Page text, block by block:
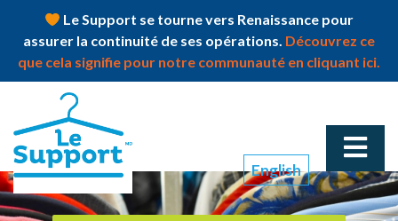
Le Support se tourne vers Renaissance pour
assurer la continuité de ses opérations. Découvrez ce
que cela signifie pour notre communauté en cliquant ici.
English